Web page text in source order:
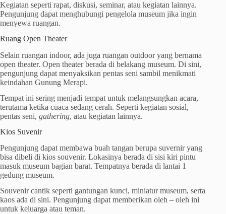
Kegiatan seperti rapat, diskusi, seminar, atau kegiatan lainnya.
Pengunjung dapat menghubungi pengelola museum jika ingin
menyewa ruangan.
Ruang Open Theater
Selain ruangan indoor, ada juga ruangan outdoor yang bernama
open theater. Open theater berada di belakang museum. Di sini,
pengunjung dapat menyaksikan pentas seni sambil menikmati
keindahan Gunung Merapi.
Tempat ini sering menjadi tempat untuk melangsungkan acara,
terutama ketika cuaca sedang cerah. Seperti kegiatan sosial,
pentas seni, gathering, atau kegiatan lainnya.
Kios Suvenir
Pengunjung dapat membawa buah tangan berupa suvernir yang
bisa dibeli di kios souvenir. Lokasinya berada di sisi kiri pintu
masuk museum bagian barat. Tempatnya berada di lantai 1
gedung museum.
Souvenir cantik seperti gantungan kunci, miniatur museum, serta
kaos ada di sini. Pengunjung dapat memberikan oleh – oleh ini
untuk keluarga atau teman.